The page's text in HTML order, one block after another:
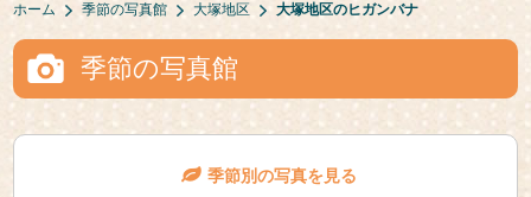
ホーム 季節の写真館 大塚地区 大塚地区のヒガンバナ
季節の写真館
季節別の写真を見る